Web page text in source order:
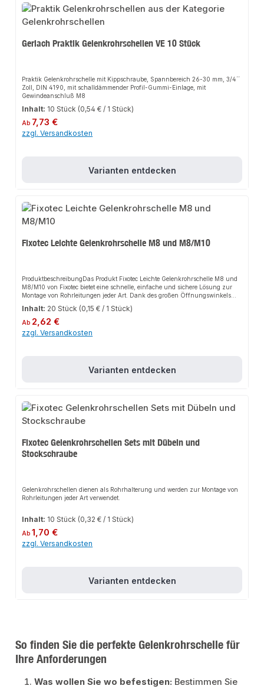
Gerlach Praktik Gelenkrohrschellen VE 10 Stück
Praktik Gelenkrohrschelle mit Kippschraube, Spannbereich 26-30 mm, 3/4´´
Zoll, DIN 4190, mit schalldämmender Profil-Gummi-Einlage, mit
Gewindeanschluß M8
Inhalt: 10 Stück (0,54 € / 1 Stück)
Regulärer Preis:
Ab 7,73 €
zzgl. Versandkosten
Varianten entdecken
Fixotec Leichte Gelenkrohrschelle M8 und M8/M10
ProduktbeschreibungDas Produkt Fixotec Leichte Gelenkrohrschelle M8 und
M8/M10 von Fixotec bietet eine schnelle, einfache und sichere Lösung zur
Montage von Rohrleitungen jeder Art. Dank des großen Öffnungswinkels
und des geführten Schnappverschlusses sorgt es für perfekten Halt und
passt sich flexibel an verschiedene Anwendungen an. Das robuste Design
und die einfache Montage machen dieses Produkt zu einer zuverlässigen
Wahl für jede Installation.EigenschaftenGelenkrohrschelle mit geführtem
Schnappverschluss für schnelle Einhandmontage mit nur einer
SchalldämmeinlageSehr gute Schalldämmung - Schalldämmverbesserung
Verzinktes MetallGewinde: M8 und M8/M10Montage: Einfach und schnellIn
unserem Sortiment finden Sie auch passende Rohrleitungen sowie weitere
Produkte für die Installation.
Inhalt: 20 Stück (0,15 € / 1 Stück)
Regulärer Preis:
Ab 2,62 €
zzgl. Versandkosten
Varianten entdecken
Fixotec Gelenkrohrschellen Sets mit Dübeln und
Stockschraube
Gelenkrohrschellen dienen als Rohrhalterung und werden zur Montage von
Rohrleitungen jeder Art verwendet.
Inhalt: 10 Stück (0,32 € / 1 Stück)
Regulärer Preis:
Ab1,70 €
zzgl. Versandkosten
Varianten entdecken
So finden Sie die perfekte Gelenkrohrschelle für
Ihre Anforderungen
Was wollen Sie wo befestigen: Bestimmen Sie